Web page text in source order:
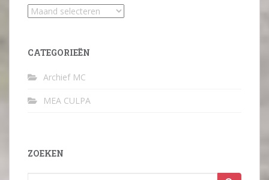
Archief
CATEGORIEËN
Archief MC
MEA CULPA
ZOEKEN